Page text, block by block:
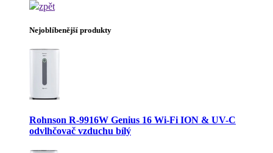
zpět
Nejoblíbenější produkty
Rohnson R-9916W Genius 16 Wi-Fi ION & UV-C
odvlhčovač vzduchu bílý